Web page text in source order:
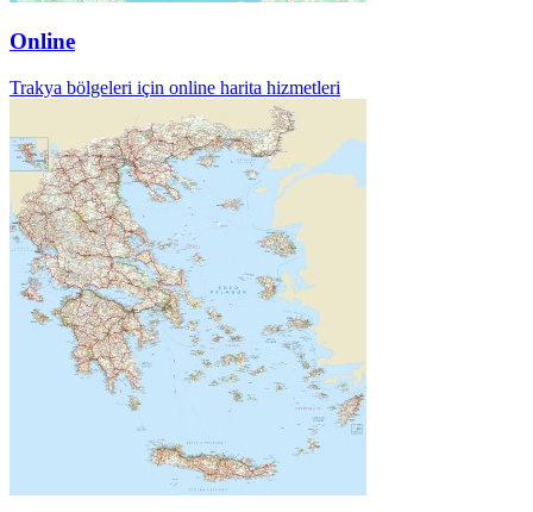
Online
Trakya bölgeleri için online harita hizmetleri